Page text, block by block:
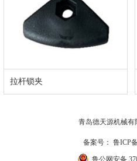
拉杆锁夹
青岛德天源机械有
备案号： 鲁ICP
鲁公网安备